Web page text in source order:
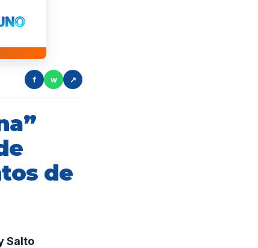
f w ↗
de
Salto